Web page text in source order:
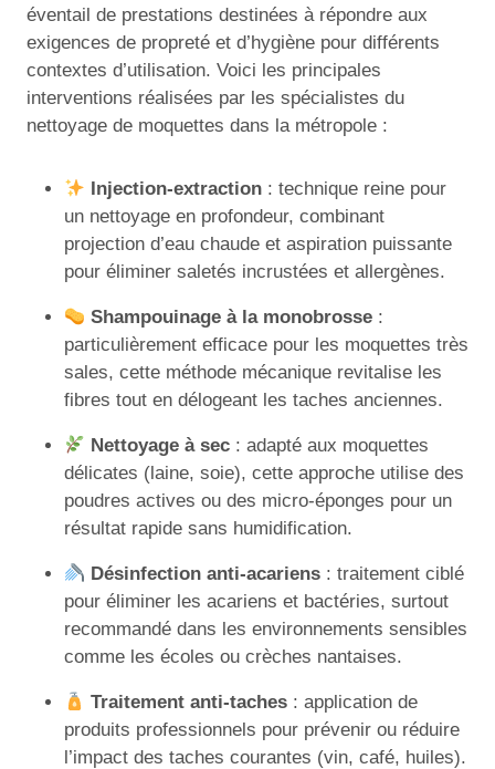
éventail de prestations destinées à répondre aux
exigences de propreté et d’hygiène pour différents
contextes d’utilisation. Voici les principales
interventions réalisées par les spécialistes du
nettoyage de moquettes dans la métropole :
Injection-extraction : technique reine pour
un nettoyage en profondeur, combinant
projection d’eau chaude et aspiration puissante
pour éliminer saletés incrustées et allergènes.
Shampouinage à la monobrosse :
particulièrement efficace pour les moquettes très
sales, cette méthode mécanique revitalise les
fibres tout en délogeant les taches anciennes.
Nettoyage à sec : adapté aux moquettes
délicates (laine, soie), cette approche utilise des
poudres actives ou des micro-éponges pour un
résultat rapide sans humidification.
Désinfection anti-acariens : traitement ciblé
pour éliminer les acariens et bactéries, surtout
recommandé dans les environnements sensibles
comme les écoles ou crèches nantaises.
Traitement anti-taches : application de
produits professionnels pour prévenir ou réduire
l’impact des taches courantes (vin, café, huiles).